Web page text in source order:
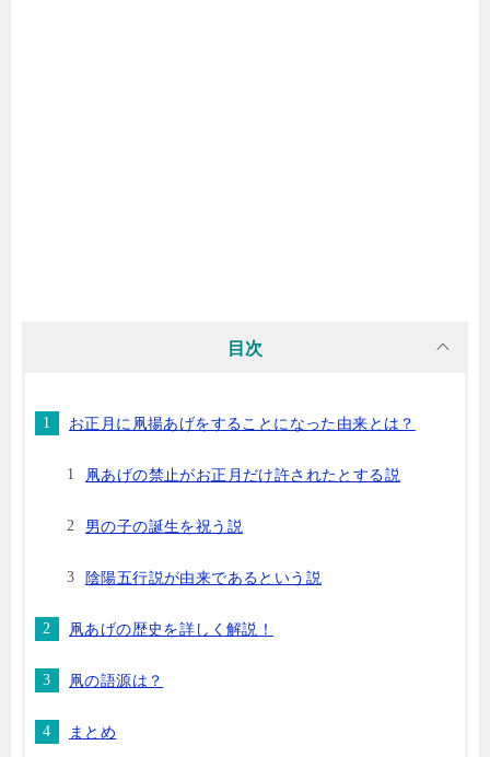
目次
お正月に凧揚あげをすることになった由来とは？
凧あげの禁止がお正月だけ許されたとする説
男の子の誕生を祝う説
陰陽五行説が由来であるという説
凧あげの歴史を詳しく解説！
凧の語源は？
まとめ